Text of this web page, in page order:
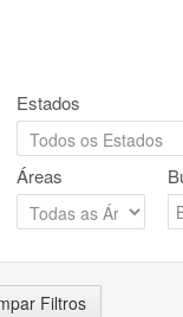
Estados
Áreas
Filtros